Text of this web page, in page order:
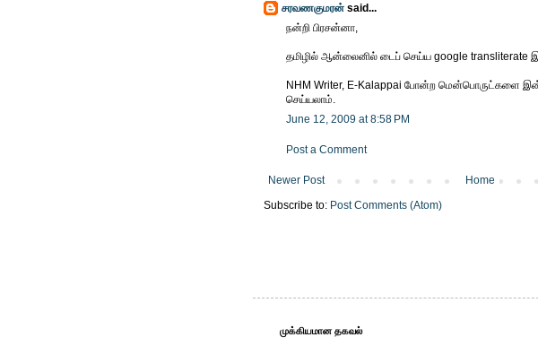
சரவணகுமரன் said...
நன்றி பிரசன்னா,
தமிழில் ஆன்லைனில் டைப் செய்ய google transliterate
NHM Writer, E-Kalappai போன்ற மென்பொருட்களை
செய்யலாம்.
June 12, 2009 at 8:58 PM
Post a Comment
Newer Post
Home
Subscribe to: Post Comments (Atom)
முக்கியமான தகவல்